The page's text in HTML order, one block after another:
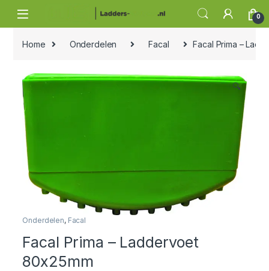
0
Home Onderdelen Facal Facal Prima –
🔍
Onderdelen, Facal
Facal Prima – Laddervoet
80x25mm